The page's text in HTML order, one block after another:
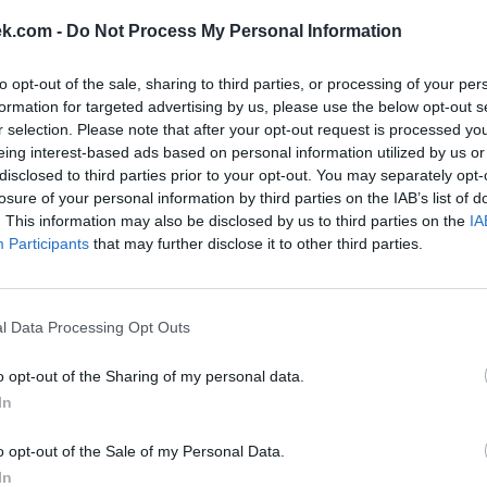
- Do Not Process My Personal Information
opt-out of the sale, sharing to third parties, or processing of your
for targeted advertising by us, please use the below opt-out
selection. Please note that after your opt-out request is processed
interest-based ads based on personal information utilized by us
to third parties prior to your opt-out. You may separately
of your personal information by third parties on the IAB’s list of
This information may also be disclosed by us to third parties on the
Participants that may further disclose it to other third parties.
Data Processing Opt Outs
opt-out of the Sharing of my personal data.
opt-out of the Sale of my Personal Data.
DALŠÍ